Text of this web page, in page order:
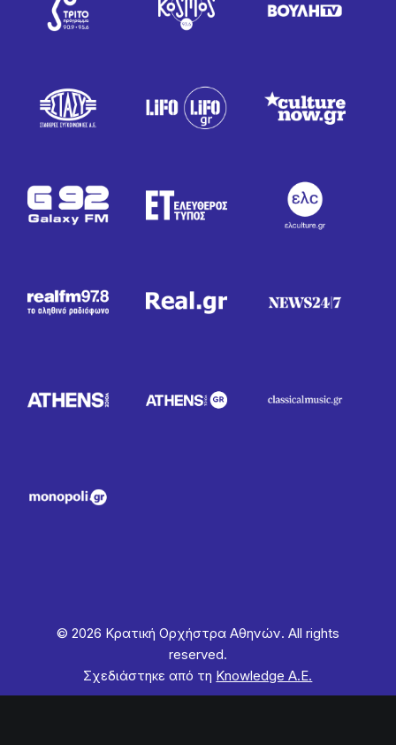
© 2026 Κρατική Ορχήστρα Αθηνών. All rights
reserved.
Σχεδιάστηκε από τη Knowledge Α.Ε.